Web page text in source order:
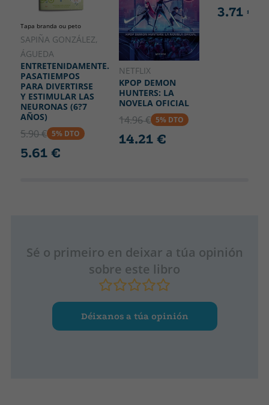
Tapa branda ou peto
SAPIÑA GONZÁLEZ,
ÁGUEDA
ENTRETENIDAMENTE.
PASATIEMPOS
PARA DIVERTIRSE
Y ESTIMULAR LAS
NEURONAS (6?7
AÑOS)
5.90 € 5% DTO
5.61 €
NETFLIX
KPOP DEMON
HUNTERS: LA
NOVELA OFICIAL
14.96 € 5% DTO
14.21 €
3.71 €
Sé o primeiro en deixar a túa opinión
sobre este libro
Déixanos a túa opinión